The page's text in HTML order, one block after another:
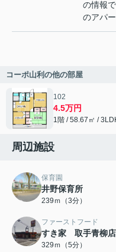
の情報
のアパ
コーポ山利の他の部屋
102
4.5万円
1階 / 58.67㎡ /
周辺施設
保育園
井野保育所
239ｍ（3分）
ファーストフード
すき家 取手青柳店
329ｍ（5分）